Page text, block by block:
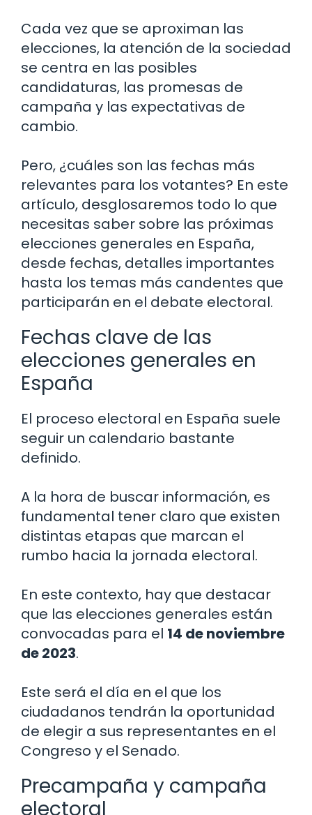
Cada vez que se aproximan las
elecciones, la atención de la sociedad
se centra en las posibles
candidaturas, las promesas de
campaña y las expectativas de
cambio.
Pero, ¿cuáles son las fechas más
relevantes para los votantes? En este
artículo, desglosaremos todo lo que
necesitas saber sobre las próximas
elecciones generales en España,
desde fechas, detalles importantes
hasta los temas más candentes que
participarán en el debate electoral.
Fechas clave de las
elecciones generales en
España
El proceso electoral en España suele
seguir un calendario bastante
definido.
A la hora de buscar información, es
fundamental tener claro que existen
distintas etapas que marcan el
rumbo hacia la jornada electoral.
En este contexto, hay que destacar
que las elecciones generales están
convocadas para el 14 de noviembre
de 2023.
Este será el día en el que los
ciudadanos tendrán la oportunidad
de elegir a sus representantes en el
Congreso y el Senado.
Precampaña y campaña
electoral